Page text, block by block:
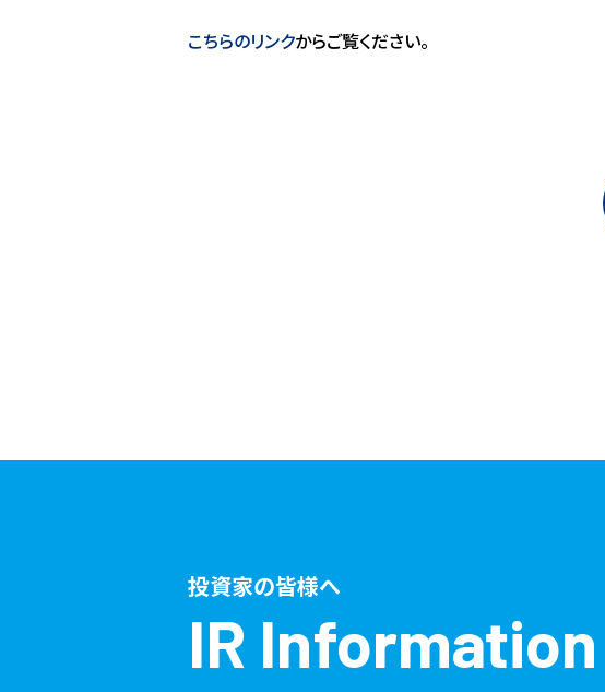
こちらのリンクからご覧ください。
投資家の皆様へ
IR Information